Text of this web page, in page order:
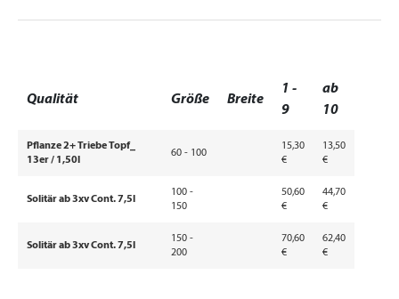
Qualität Größe Breite
1 -
9
ab
10
Pflanze 2+ Triebe Topf_
13er / 1,50l
60 - 100
15,30
€
13,50
€
Solitär ab 3xv Cont. 7,5l
100 -
150
50,60
€
44,70
€
Solitär ab 3xv Cont. 7,5l
150 -
200
70,60
€
62,40
€